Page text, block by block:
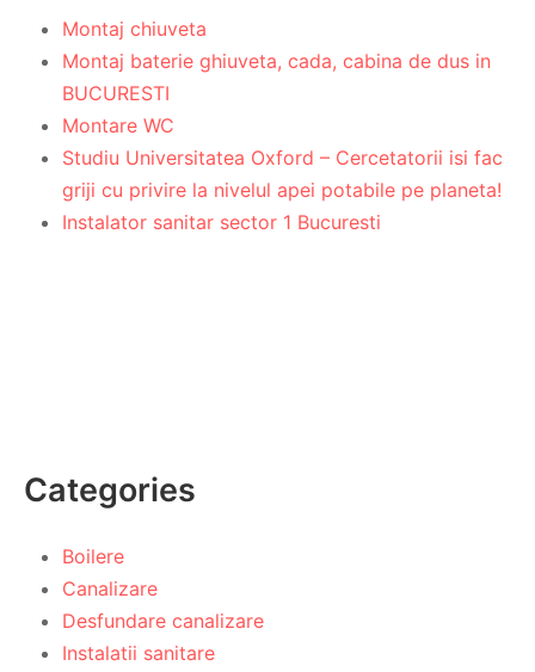
Montaj chiuveta
Montaj baterie ghiuveta, cada, cabina de dus in
BUCURESTI
Montare WC
Studiu Universitatea Oxford – Cercetatorii isi fac
griji cu privire la nivelul apei potabile pe planeta!
Instalator sanitar sector 1 Bucuresti
Categories
Boilere
Canalizare
Desfundare canalizare
Instalatii sanitare